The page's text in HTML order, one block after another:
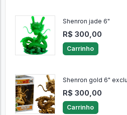
Shenron jade 6"
R$ 300,00
Carrinho
Shenron gold 6"
R$ 300,00
Carrinho